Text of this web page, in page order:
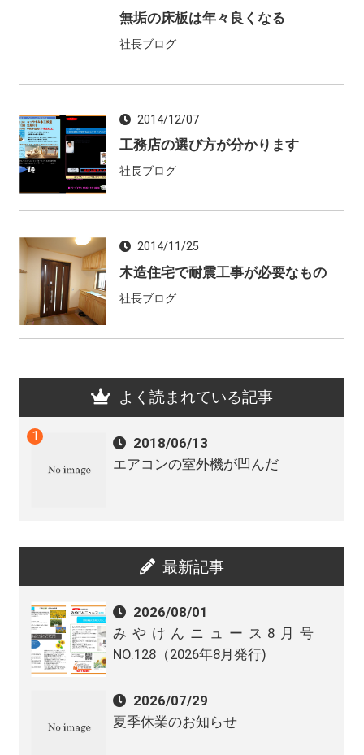
無垢の床板は年々良くなる
社長ブログ
2014/12/07
工務店の選び方が分かります
社長ブログ
2014/11/25
木造住宅で耐震工事が必要なもの
社長ブログ
よく読まれている記事
2018/06/13
エアコンの室外機が凹んだ
最新記事
2026/08/01
みやけんニュース8月号
NO.128（2026年8月発行)
2026/07/29
夏季休業のお知らせ